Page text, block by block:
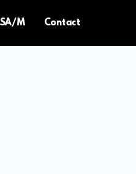
M Contact